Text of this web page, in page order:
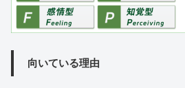
向いている理由